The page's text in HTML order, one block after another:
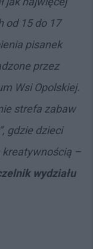
od 15 do 17
pisanek
przez
Wsi Opolskiej.
strefa zabaw
gdzie dzieci
kreatywnością –
wydziału